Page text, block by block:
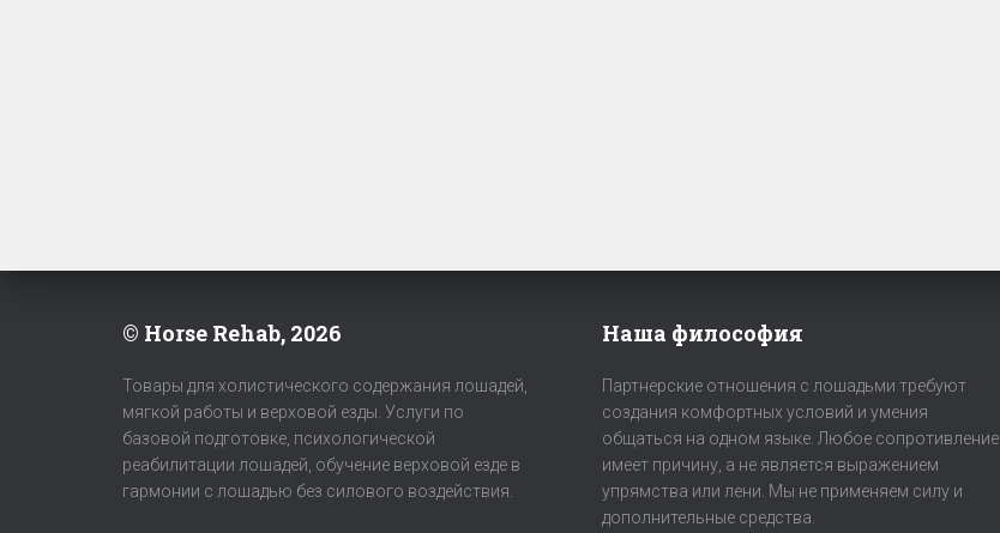
© Horse Rehab, 2026
Товары для холистического содержания лошадей,
мягкой работы и верховой езды. Услуги по
базовой подготовке, психологической
реабилитации лошадей, обучение верховой езде в
гармонии с лошадью без силового воздействия.
Наша философия
Партнерские отношения с лошадьми требуют
создания комфортных условий и умения
общаться на одном языке. Любое сопротивление
имеет причину, а не является выражением
упрямства или лени. Мы не применяем силу и
дополнительные средства.